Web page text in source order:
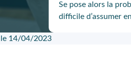
Se pose alors la
difficile d’assumer
14/04/2023